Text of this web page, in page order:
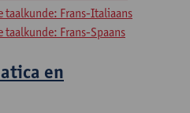
taalkunde: Frans-Italiaans
taalkunde: Frans-Spaans
en